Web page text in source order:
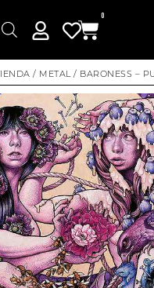
0
/ METAL / BARONESS –